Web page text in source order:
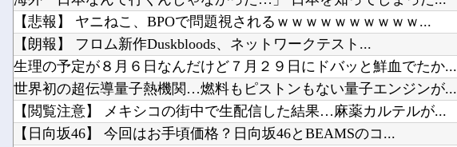
【悲報】 ヤニねこ、BPOで問題視されるｗｗｗｗｗｗｗｗｗｗ...
【朗報】 フロム新作Duskbloods、ネットワークテスト...
生理の予定が８月６日なんだけど７月２９日にドバッと鮮血でたか...
世界初の超伝導量子熱機関…燃料もピストンもない量子エンジンが...
【閲覧注意】 メキシコの街中で生配信した結果…麻薬カルテルが...
【日向坂46】 今回はお手頃価格？日向坂46とBEAMSのコ...